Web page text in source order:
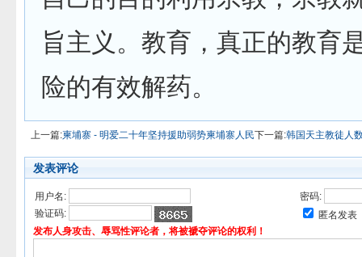
旨主义。教育，真正的教育
险的有效解药。
上一篇:柬埔寨 - 明爱二十年坚持援助弱势柬埔寨人民下一篇:韩国天主教徒人
发表评论
用户名:
密码:
验证码:
匿名发表
发布人身攻击、辱骂性评论者，将被褫夺评论的权利！